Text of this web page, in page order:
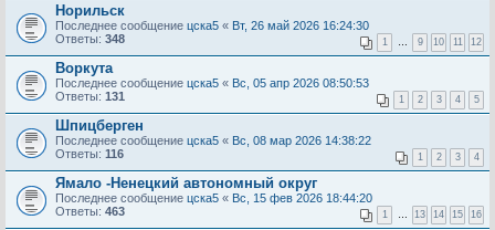
Норильск
Последнее сообщение цска5 « Вт, 26 май 2026 16:24:30
Ответы: 348 1 9 10 11 12
Воркута
Последнее сообщение цска5 « Вс, 05 апр 2026 08:50:53
Ответы: 131 1 2 3 4 5
Шпицберген
Последнее сообщение цска5 « Вс, 08 мар 2026 14:38:22
Ответы: 116 1 2 3 4
Ямало -Ненецкий автономный округ
Последнее сообщение цска5 « Вс, 15 фев 2026 18:44:20
Ответы: 463 1 13 14 15 16